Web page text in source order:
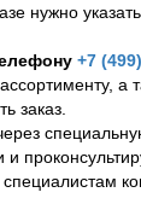
нужно
+7
а
заказ.